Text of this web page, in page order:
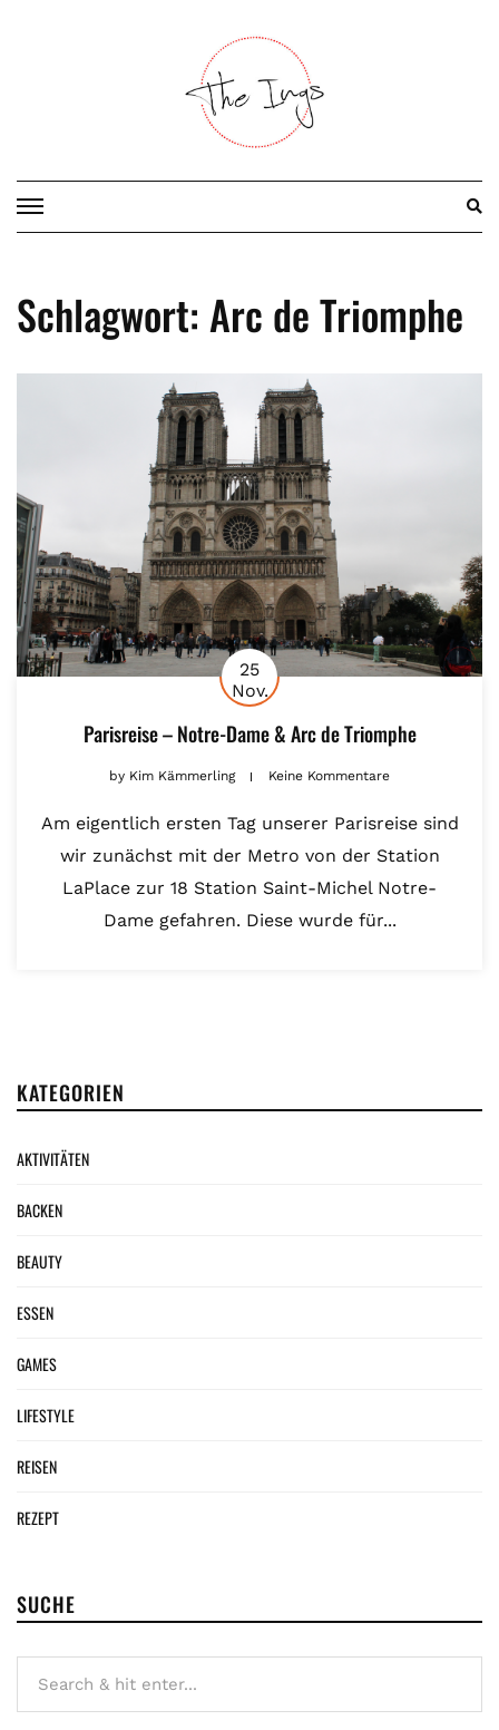
Schlagwort: Arc de Triomphe
25
Nov.
Parisreise – Notre-Dame & Arc de Triomphe
by Kim Kämmerling Keine Kommentare
Am eigentlich ersten Tag unserer Parisreise sind
wir zunächst mit der Metro von der Station
LaPlace zur 18 Station Saint-Michel Notre-
Dame gefahren. Diese wurde für...
KATEGORIEN
AKTIVITÄTEN
BACKEN
BEAUTY
ESSEN
GAMES
LIFESTYLE
REISEN
REZEPT
SUCHE